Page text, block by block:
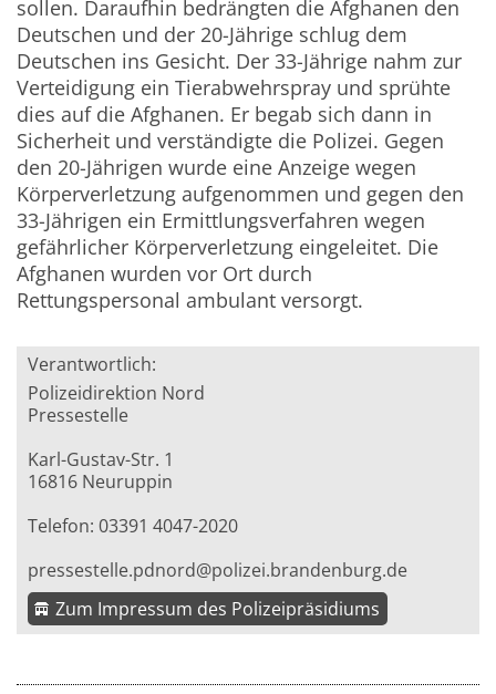
sollen. Daraufhin bedrängten die Afghanen den
Deutschen und der 20-Jährige schlug dem
Deutschen ins Gesicht. Der 33-Jährige nahm zur
Verteidigung ein Tierabwehrspray und sprühte
dies auf die Afghanen. Er begab sich dann in
Sicherheit und verständigte die Polizei. Gegen
den 20-Jährigen wurde eine Anzeige wegen
Körperverletzung aufgenommen und gegen den
33-Jährigen ein Ermittlungsverfahren wegen
gefährlicher Körperverletzung eingeleitet. Die
Afghanen wurden vor Ort durch
Rettungspersonal ambulant versorgt.
Verantwortlich:
Polizeidirektion Nord
Pressestelle
Karl-Gustav-Str. 1
16816 Neuruppin
Telefon: 03391 4047-2020
pressestelle.pdnord@polizei.brandenburg.de
Zum Impressum des Polizeipräsidiums